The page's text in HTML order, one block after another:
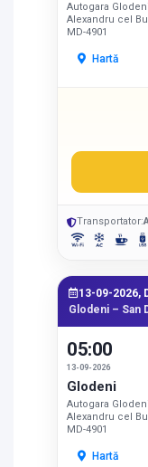
Autogara
Alexandru cel
MD-4901
Hartă
Transportator:
13-09-2026,
Glodeni – San
05:00
13-09-2026
Glodeni
Autogara
Alexandru cel
MD-4901
Hartă